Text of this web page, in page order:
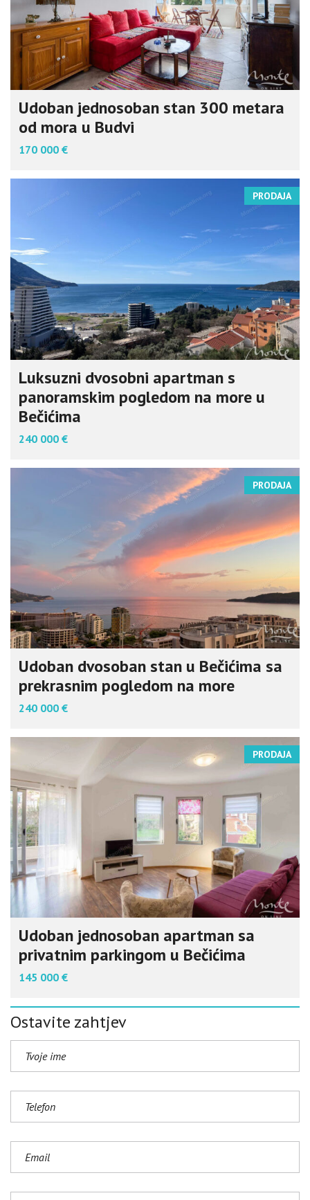
Udoban jednosoban stan 300 metara
od mora u Budvi
170 000 €
PRODAJA
Luksuzni dvosobni apartman s
panoramskim pogledom na more u
Bečićima
240 000 €
PRODAJA
Udoban dvosoban stan u Bečićima sa
prekrasnim pogledom na more
240 000 €
PRODAJA
Udoban jednosoban apartman sa
privatnim parkingom u Bečićima
145 000 €
Ostavite zahtjev